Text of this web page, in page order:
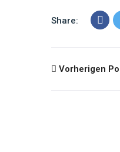
Share:
Vorherigen